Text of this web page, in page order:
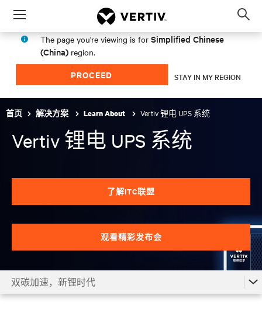
Menu
The page you're viewing is for Simplified Chinese
(China) region.
PROCEED STAY IN MY REGION
首页 解决方案 Learn About Vertiv 锂电 UPS 系统
Vertiv 锂电 UPS 系统
了解ITC联盟
观看精彩发布会
双碳加速，新锂时代